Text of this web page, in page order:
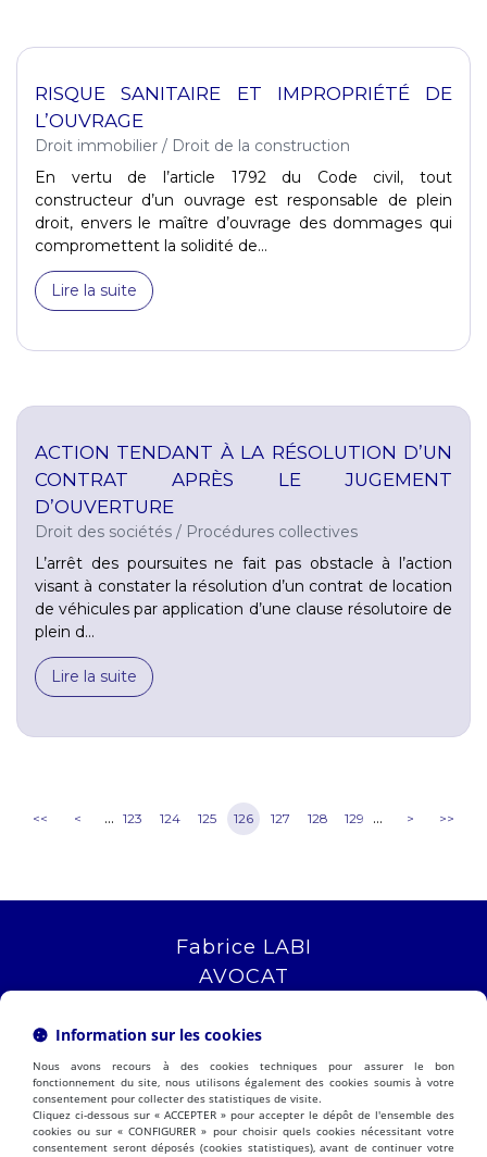
RISQUE SANITAIRE ET IMPROPRIÉTÉ DE
L’OUVRAGE
Droit immobilier / Droit de la construction
En vertu de l’article 1792 du Code civil, tout
constructeur d’un ouvrage est responsable de plein
droit, envers le maître d’ouvrage des dommages qui
compromettent la solidité de...
Lire la suite
ACTION TENDANT À LA RÉSOLUTION D’UN
CONTRAT APRÈS LE JUGEMENT
D’OUVERTURE
Droit des sociétés / Procédures collectives
L’arrêt des poursuites ne fait pas obstacle à l’action
visant à constater la résolution d’un contrat de location
de véhicules par application d’une clause résolutoire de
plein d...
Lire la suite
<< < ... 123 124 125 126 127 128 129 ... > >>
Fabrice LABI
AVOCAT
13006 MARSEILLE
NOUS LOCALISER
PRÉSENTATION EXPERTISES
Information sur les cookies
Nous avons recours à des cookies techniques pour assurer le bon
fonctionnement du site, nous utilisons également des cookies soumis à votre
consentement pour collecter des statistiques de visite.
Cliquez ci-dessous sur « ACCEPTER » pour accepter le dépôt de l'ensemble des
cookies ou sur « CONFIGURER » pour choisir quels cookies nécessitant votre
consentement seront déposés (cookies statistiques), avant de continuer votre